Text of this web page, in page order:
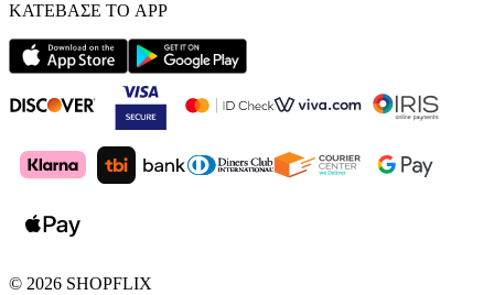
ΚΑΤΕΒΑΣΕ ΤΟ APP
© 2026 SHOPFLIX